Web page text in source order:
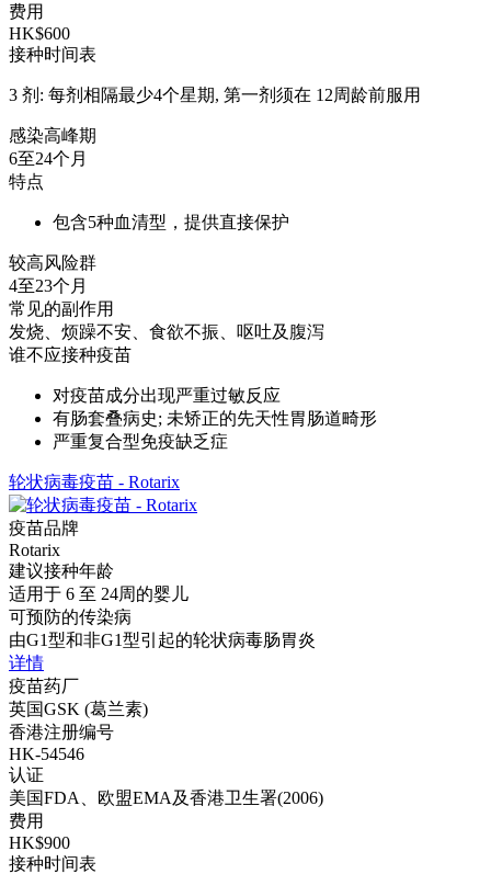
费用
HK$600
接种时间表
3 剂: 每剂相隔最少4个星期, 第一剂须在 12周龄前服用
感染高峰期
6至24个月
特点
包含5种血清型，提供直接保护
较高风险群
4至23个月
常见的副作用
发烧、烦躁不安、食欲不振、呕吐及腹泻
谁不应接种疫苗
对疫苗成分出现严重过敏反应
有肠套叠病史; 未矫正的先天性胃肠道畸形
严重复合型免疫缺乏症
轮状病毒疫苗 - Rotarix
疫苗品牌
Rotarix
建议接种年龄
适用于 6 至 24周的婴儿
可预防的传染病
由G1型和非G1型引起的轮状病毒肠胃炎
详情
疫苗药厂
英国GSK (葛兰素)
香港注册编号
HK-54546
认证
美国FDA、欧盟EMA及香港卫生署(2006)
费用
HK$900
接种时间表